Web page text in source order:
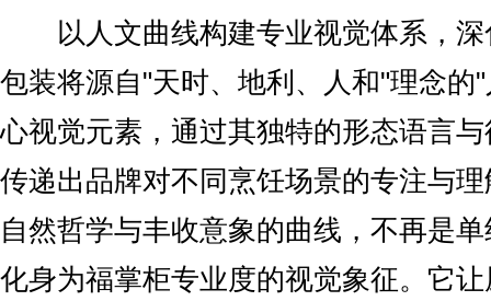
以人文曲线构建专业视觉体系，深
包装将源自"天时、地利、人和"理念的
心视觉元素，通过其独特的形态语言
传递出品牌对不同烹饪场景的专注与
自然哲学与丰收意象的曲线，不再是
化身为福掌柜专业度的视觉象征。它